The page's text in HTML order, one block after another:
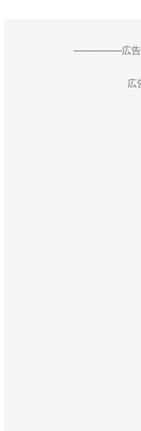
--------------------広
広